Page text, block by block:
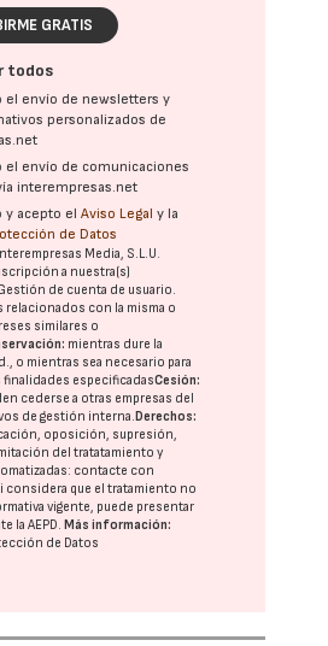
GRATIS
todos
el envío de newsletters y
personalizados de
el envío de comunicaciones
interempresas.net
y acepto elAviso Legal y la
de Datos
Media, S.L.U.
a nuestra(s)
de cuenta de usuario.
relacionados con la misma o
similares o
mientras dure la
o mientras sea necesario para
finalidades especificadasCesión:
cederse a otras empresas del
de gestión interna.Derechos:
oposición, supresión,
del tratatamiento y
contacte con
considera que el tratamiento no
vigente, puede presentar
laAEPD.Más información:
de Datos